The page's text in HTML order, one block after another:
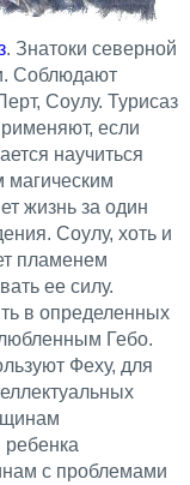
. Знатоки северной
Соблюдают
Соулу. Турисаз
если
научиться
магическим
жизнь за один
Соулу, хоть и
пламенем
ее силу.
в определенных
Гебо.
Феху, для
с проблемами